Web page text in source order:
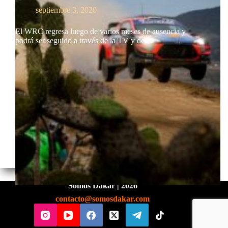
septiembre 3, 2020
El WRC regresa luego de varios meses de ausencia y
podrá ser seguido a través de la TV y de…
Somos Dakar | 2026
contacto@somosdakar.com